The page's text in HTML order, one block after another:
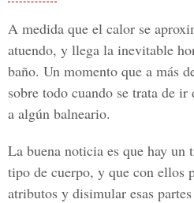
A medida que el calor se
atuendo, y llega la inevitable
baño. Un momento que a más
sobre todo cuando se trata de
a algún balneario.
La buena noticia es que hay un
tipo de cuerpo, y que con ellos
atributos y disimular esas